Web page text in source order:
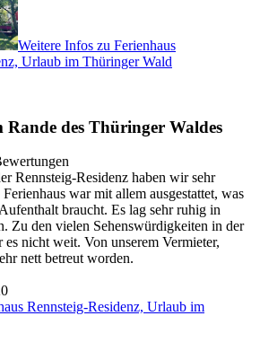
Weitere Infos zu Ferienhaus
Urlaub im Thüringer Wald
Rande des Thüringer Waldes
Rennsteig-Residenz haben wir sehr
war mit allem ausgestattet, was
braucht. Es lag sehr ruhig in
Zu den vielen Sehenswürdigkeiten in der
nicht weit. Von unserem Vermieter,
nett betreut worden.
Rennsteig-Residenz, Urlaub im